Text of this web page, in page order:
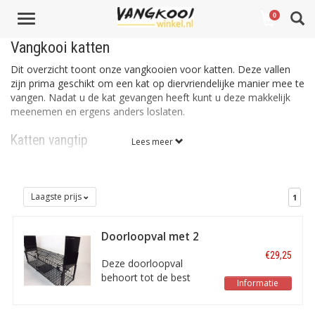
Toggle
0
Vangkooi katten
Dit overzicht toont onze vangkooien voor katten. Deze vallen
zijn prima geschikt om een kat op diervriendelijke manier mee te
vangen. Nadat u de kat gevangen heeft kunt u deze makkelijk
meenemen en ergens anders loslaten.
Katten vangtip
Een kat of ieder ander dier zal zichzelf nooit in een kooi willen
wringen om het aas te pakken. De meeste van de getoonde
meeste kattensoorten. Er staan echter ook kleinere kooien in
speciaal voor kittens of kleinere kattensoorten. Bepaal dus even
goed of u het juiste formaat kooi bestelt.
Lees meer
Laagste prijs 1
Doorloopval met 2
ingangen
60x18x20cm
Deze doorloopval
behoort tot de best
€29,25
Informatie